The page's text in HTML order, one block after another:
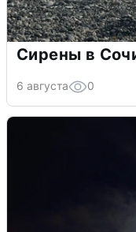
Сирены в
6 августа 0